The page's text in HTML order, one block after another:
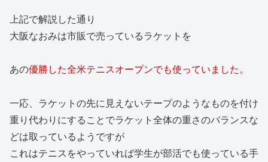
上記で解説した通り
大阪なおみは市販で売っているラケットを
あの優勝した全米テニスオープンでも使っていました。
一応、ラケットの先に見えないテープのようなものを付け
重り代わりにすることでラケット全体の重さのバランスな
どは取っているようですが
これはテニスをやっていれば学生が部活でも使っている手